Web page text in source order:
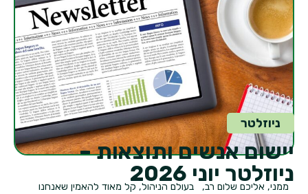
ניוזלטר
יישום אנשים ותוצאות –
ניוזלטר יוני 2026
ממני, אליכם שלום רב, בעולם הניהול, קל מאוד להאמין שאנחנו